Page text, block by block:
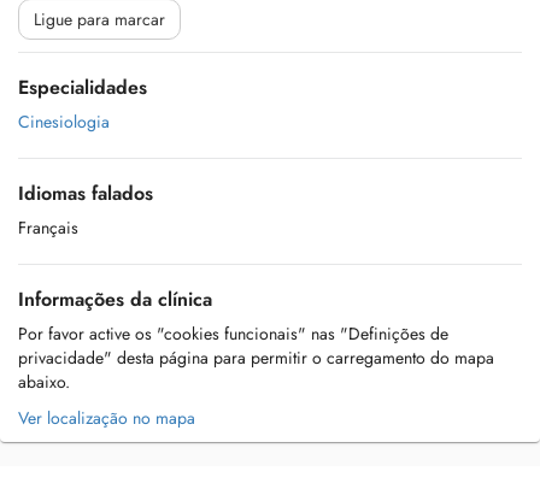
Ligue para marcar
Especialidades
Cinesiologia
Idiomas falados
Français
Informações da clínica
Por favor active os "cookies funcionais" nas "Definições de
privacidade" desta página para permitir o carregamento do mapa
abaixo.
Ver localização no mapa